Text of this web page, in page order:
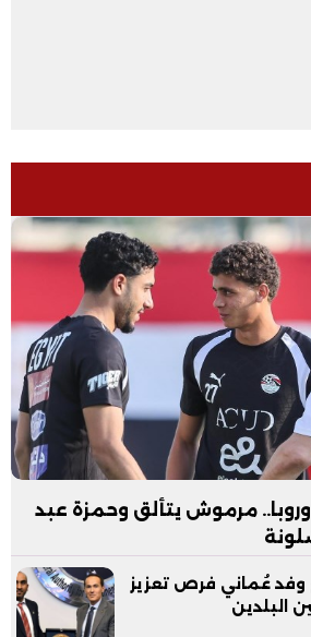
مرموش يتألق وحمزة عبد
وفد عُماني فرص تعزيز
البلدين